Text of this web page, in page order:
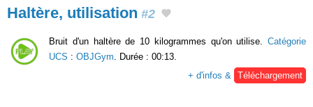
Haltère, utilisation #2
Bruit d'un haltère de 10 kilogrammes qu'on utilise. Catégorie
UCS : OBJGym . Durée : 00:13.
+ d'infos &
Téléchargement